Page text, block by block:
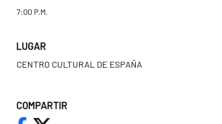
7:00 P.M.
LUGAR
CENTRO CULTURAL DE ESPAÑA
COMPARTIR